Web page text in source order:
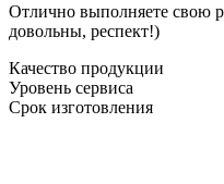
Отлично выполняете свою
довольны, респект!)
Качество продукции
Уровень сервиса
Срок изготовления